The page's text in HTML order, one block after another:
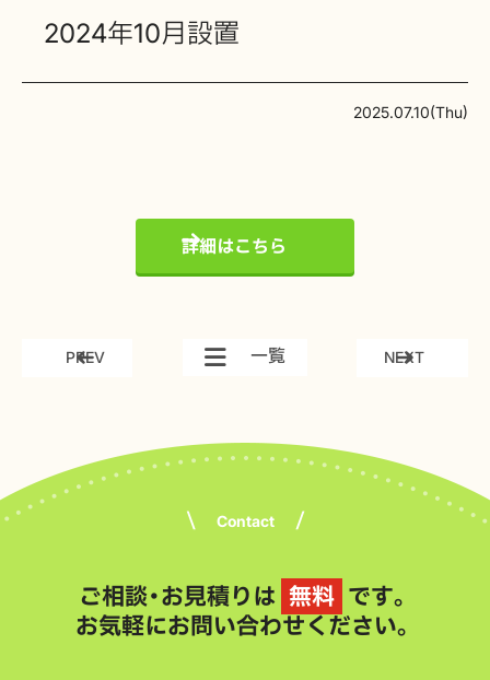
2024年10月設置
2025.07.10(Thu)
詳細はこちら
PREV 一覧 NEXT
Contact
ご相談・お見積りは 無料
です。
お気軽にお問い合わせください。